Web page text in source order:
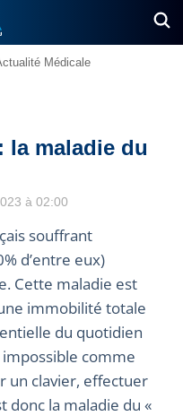
Médicale
la maladie du
à 02:00
souffrant
d’entre eux)
Cette maladie est
immobilité totale
du quotidien
comme
un clavier, effectuer
donc la maladie du «